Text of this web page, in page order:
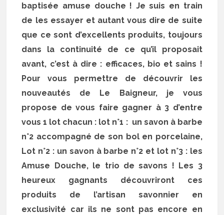
baptisée amuse douche ! Je suis en train
de les essayer et autant vous dire de suite
que ce sont d’excellents produits, toujours
dans la continuité de ce qu’il proposait
avant, c’est à dire : efficaces, bio et sains !
Pour vous permettre de découvrir les
nouveautés de Le Baigneur, je vous
propose de vous faire gagner à 3 d’entre
vous 1 lot chacun : lot n°1 : un savon à barbe
n°2 accompagné de son bol en porcelaine,
Lot n°2 : un savon à barbe n°2 et lot n°3 : les
Amuse Douche, le trio de savons ! Les 3
heureux gagnants découvriront ces
produits de l’artisan savonnier en
exclusivité car ils ne sont pas encore en